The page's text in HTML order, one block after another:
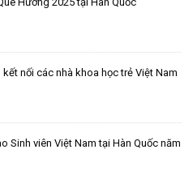
kết nối các nhà khoa học trẻ Việt Nam
Sinh viên Việt Nam tại Hàn Quốc năm